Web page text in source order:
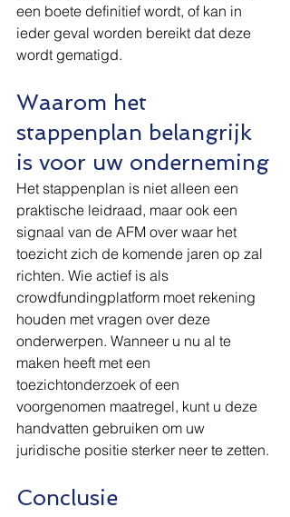
een boete definitief wordt, of kan in
ieder geval worden bereikt dat deze
wordt gematigd.
Waarom het
stappenplan belangrijk
is voor uw onderneming
Het stappenplan is niet alleen een
praktische leidraad, maar ook een
signaal van de AFM over waar het
toezicht zich de komende jaren op zal
richten. Wie actief is als
crowdfundingplatform moet rekening
houden met vragen over deze
onderwerpen. Wanneer u nu al te
maken heeft met een
toezichtonderzoek of een
voorgenomen maatregel, kunt u deze
handvatten gebruiken om uw
juridische positie sterker neer te zetten.
Conclusie